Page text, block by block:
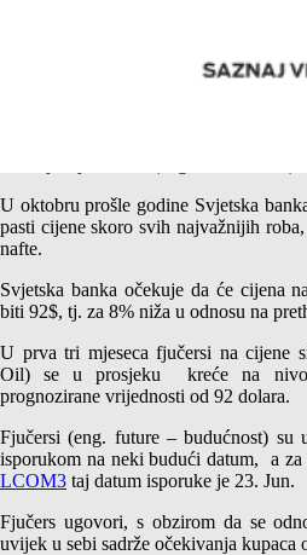
Prognoza kretanja cijene nafte –
U oktobru prošle godine Svjetska
pasti cijene skoro svih najvažnijih
nafte.
Svjetska banka očekuje da će cijena
biti 92$, tj. za 8% niža u odnosu na
U prva tri mjeseca fjučersi na cijene
Oil) se u prosjeku kreće na
prognozirane vrijednosti od 92 dolara.
Fjučersi (eng. future – budućnost) su
isporukom na neki budući datum, a za
LCOM3 taj datum isporuke je 23. Jun.
Fjučers ugovori, s obzirom da se
uvijek u sebi sadrže očekivanja kupaca